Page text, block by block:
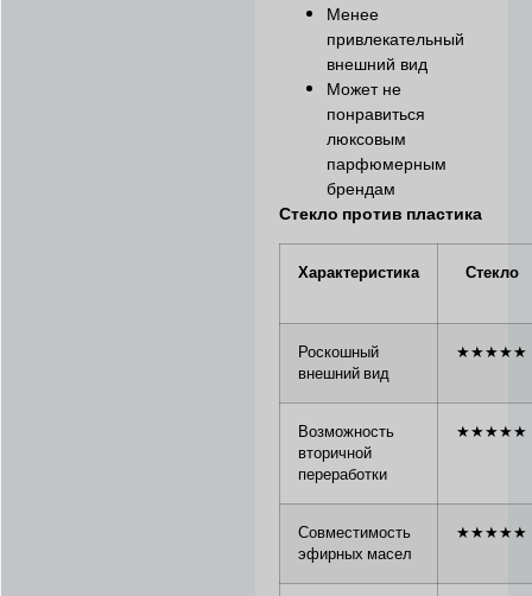
Менее
привлекательный
внешний вид
Может не
понравиться
люксовым
парфюмерным
брендам
Стекло против пластика
Характеристика Стекло
Роскошный
внешний вид
★★★★★
Возможность
вторичной
переработки
★★★★★
Совместимость
эфирных масел
★★★★★